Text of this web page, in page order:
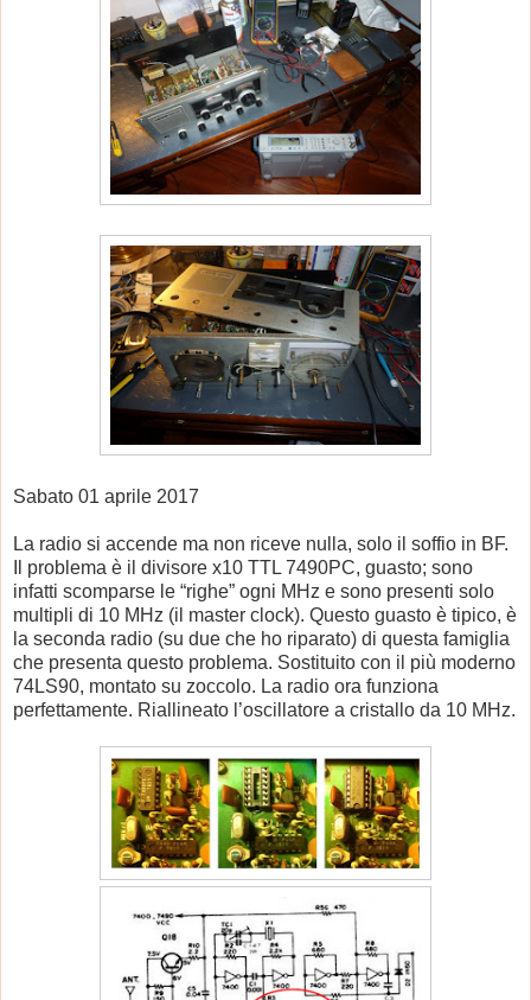
Sabato 01 aprile 2017
La radio si accende ma non riceve nulla, solo il soffio in BF.
Il problema è il divisore x10 TTL 7490PC, guasto; sono
infatti scomparse le “righe” ogni MHz e sono presenti solo
multipli di 10 MHz (il master clock). Questo guasto è tipico, è
la seconda radio (su due che ho riparato) di questa famiglia
che presenta questo problema. Sostituito con il più moderno
74LS90, montato su zoccolo. La radio ora funziona
perfettamente. Riallineato l’oscillatore a cristallo da 10 MHz.